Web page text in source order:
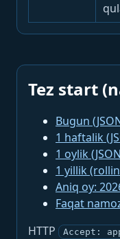
Tez start
Bugun
1 haftalik
1 oylik
1 yillik
Aniq oy:
Faqat
HTTP
Accept: